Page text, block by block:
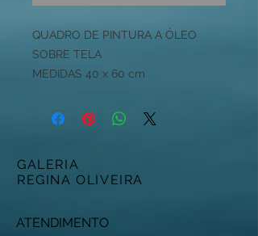
QUADRO DE PINTURA A ÓLEO
SOBRE TELA
MEDIDAS 40 x 60 cm
GALERIA
REGINA OLIVEIRA
ATENDIMENTO